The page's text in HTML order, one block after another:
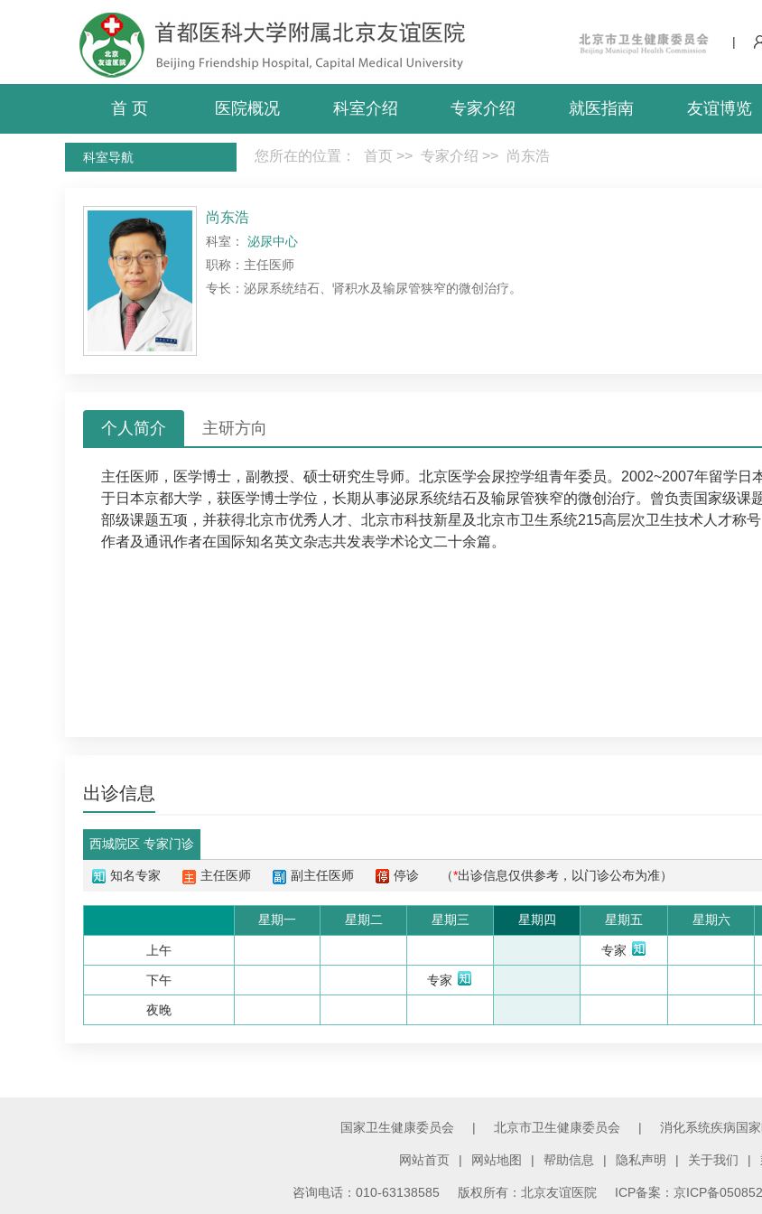
|
首 页 医院概况 科室介绍 专家介绍 就医指南 友谊博览
您所在的位置： 首页 >> 专家介绍 >> 尚东浩
科室导航
尚东浩
科室： 泌尿中心
职称：主任医师
专长：泌尿系统结石、肾积水及输尿管狭窄的微创治疗。
个人简介 主研方向
主任医师， 医学博士，副教授、 硕士研究生导师。 北京医学会尿控学组青年委员。 2002~2007年留学日
于日本京都大学，获医学博士学位，长期从事泌尿系统结石及输尿管狭窄的微创治疗。曾负责国家级课
部级课题五项，并获得北京市优秀人才、北京市科技新星及北京市卫生系统215高层次卫生技术人才称
作者及通讯作者在国际知名英文杂志共发表学术论文二十余篇。
出诊信息
西城院区 专家门诊
知名专家 主任医师 副主任医师 停诊 （*出诊信息仅供参考，以门诊公布为准）
星期一 星期二 星期三 星期四 星期五 星期六
上午 专家
下午 专家
夜晚
国家卫生健康委员会 | 北京市卫生健康委员会 | 消化系统疾病国
网站首页 | 网站地图 | 帮助信息 | 隐私声明 | 关于我们 |
咨询电话：010-63138585 版权所有：北京友谊医院 ICP备案：京ICP备